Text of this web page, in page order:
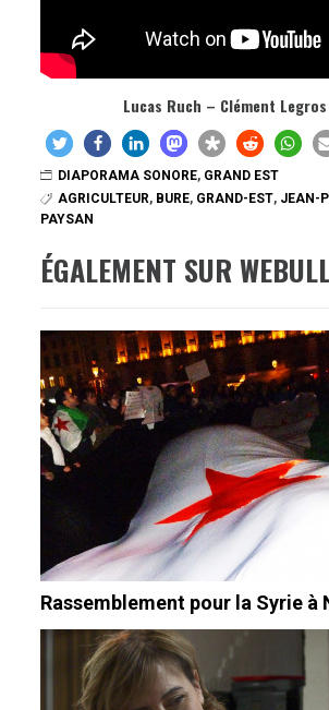
Lucas Ruch – Clément
DIAPORAMA SONORE, GRAND EST
AGRICULTEUR, BURE, GRAND-EST, JEAN-
PAYSAN
ÉGALEMENT SUR
Rassemblement pour la Syrie à